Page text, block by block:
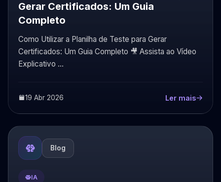
Gerar Certificados: Um Guia
Completo
Como Utilizar a Planilha de Teste para Gerar
Certificados: Um Guia Completo 🎥 Assista ao Vídeo
Explicativo ...
19 Abr 2026 Ler mais
Blog
IA